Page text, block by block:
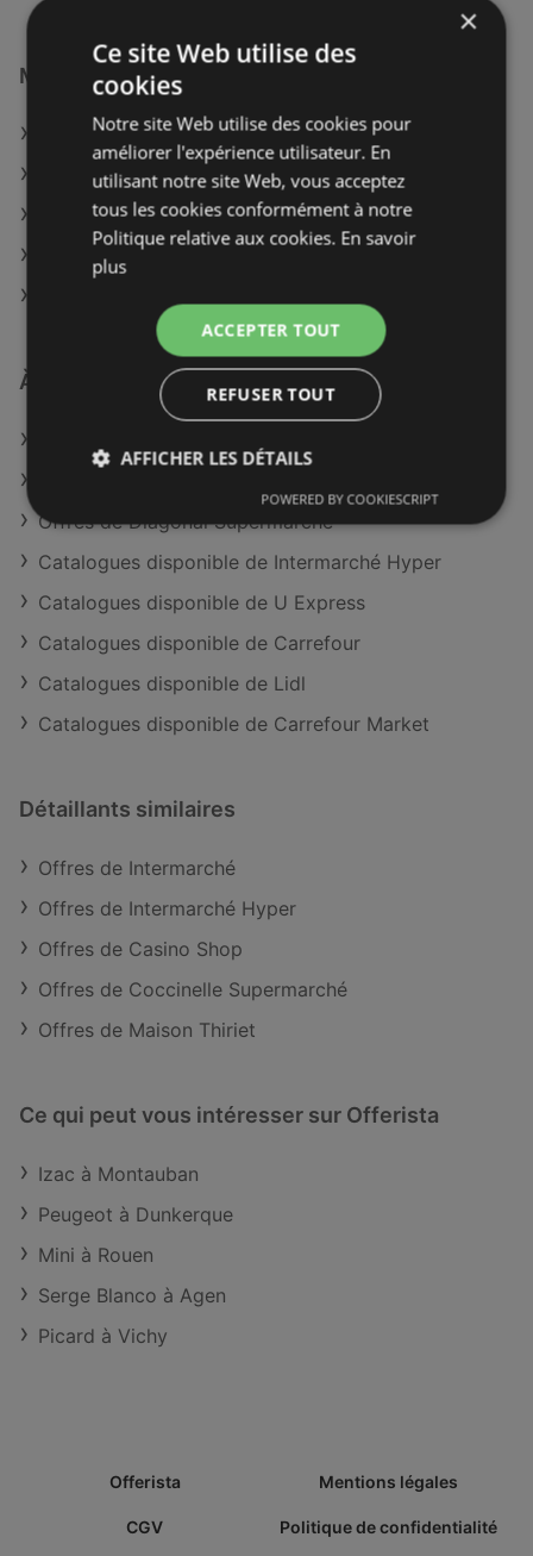
Magasins Auchan Hypermarché à :
Auchan Hypermarché à Avallon
Auchan Hypermarché à Mâcon
Auchan Hypermarché à Strasbourg
Auchan Hypermarché à Vervins
À découvrir aussi
Offres de Diagonal Supermarché
Catalogues disponible de Intermarché Hyper
Catalogues disponible de U Express
Catalogues disponible de Carrefour
Catalogues disponible de Lidl
Catalogues disponible de Carrefour Market
Détaillants similaires
Offres de Intermarché
Offres de Intermarché Hyper
Offres de Casino Shop
Offres de Coccinelle Supermarché
Offres de Maison Thiriet
Ce qui peut vous intéresser sur Offerista
Izac à Montauban
Peugeot à Dunkerque
Mini à Rouen
Serge Blanco à Agen
Picard à Vichy
Offerista Mentions légales
CGV Politique de confidentialité
×
Ce site Web utilise des
cookies
Notre site Web utilise des cookies pour
améliorer l'expérience utilisateur. En
utilisant notre site Web, vous acceptez
tous les cookies conformément à notre
Politique relative aux cookies. En savoir
plus
ACCEPTER TOUT
REFUSER TOUT
AFFICHER LES DÉTAILS
POWERED BY COOKIESCRIPT